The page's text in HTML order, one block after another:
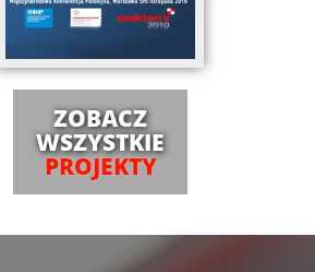
ZOBACZ
WSZYSTKIE
PROJEKTY